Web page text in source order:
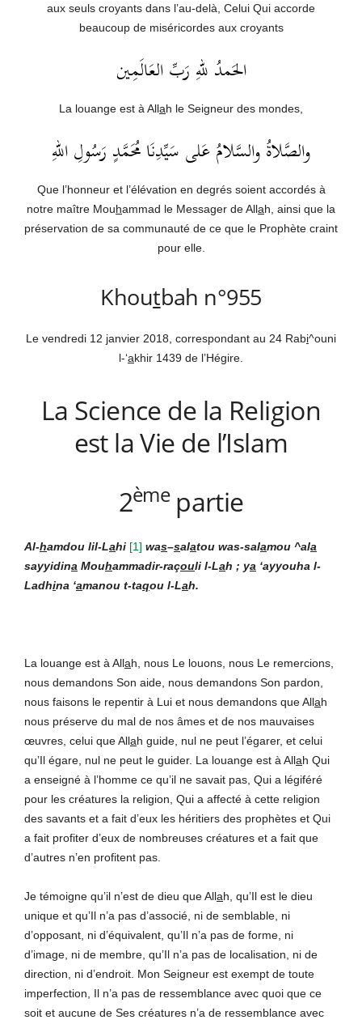
aux seuls croyants dans l’au-delà, Celui Qui accorde
beaucoup de miséricordes aux croyants
الحَمدُ للهِ رَبِّ العَالَمِين
La louange est à Allah le Seigneur des mondes,
والصَّلاةُ والسَّلامُ عَلى سَيِّدِنَا مُحَمَّدٍ رَسُولِ اللهِ
Que l’honneur et l’élévation en degrés soient accordés à
notre maître Mouhammad le Messager de Allah, ainsi que la
préservation de sa communauté de ce que le Prophète craint
pour elle.
Khoutbah n°955
Le vendredi 12 janvier 2018, correspondant au 24 Rabi^ouni
l-‘akhir 1439 de l’Hégire.
La Science de la Religion
est la Vie de l’Islam
2èmepartie
Al-hamdou lil-Lahi [1] was–salatou was-salamou ^ala
sayyidina Mouhammadir-raçouli l-Lah ; ya ‘ayyouha l-
Ladhina ‘amanou t-taqou l-Lah.
La louange est à Allah, nous Le louons, nous Le remercions,
nous demandons Son aide, nous demandons Son pardon,
nous faisons le repentir à Lui et nous demandons que Allah
nous préserve du mal de nos âmes et de nos mauvaises
œuvres, celui que Allah guide, nul ne peut l’égarer, et celui
qu’Il égare, nul ne peut le guider. La louange est à Allah Qui
a enseigné à l’homme ce qu’il ne savait pas, Qui a légiféré
pour les créatures la religion, Qui a affecté à cette religion
des savants et a fait d’eux les héritiers des prophètes et Qui
a fait profiter d’eux de nombreuses créatures et a fait que
d’autres n’en profitent pas.
Je témoigne qu’il n’est de dieu que Allah, qu’Il est le dieu
unique et qu’Il n’a pas d’associé, ni de semblable, ni
d’opposant, ni d’équivalent, qu’Il n’a pas de forme, ni
d’image, ni de membre, qu’Il n’a pas de localisation, ni de
direction, ni d’endroit. Mon Seigneur est exempt de toute
imperfection, Il n’a pas de ressemblance avec quoi que ce
soit et aucune de Ses créatures n’a de ressemblance avec